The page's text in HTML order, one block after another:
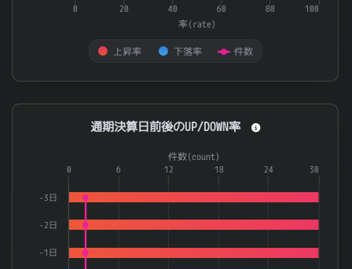
率(rate)
上昇率 下落率 件数
0 20 40 60 80 100
End of interactive chart.
通期決算日前後のUP/DOWN率
Combination chart with 3 data series.
The chart has 1 X axis displaying categories.
The chart has 2 Y axes displaying 率(rate) and 件数(count).
件数(count)
-3日
-2日
-1日
0 30
6 12 18 24
通期決算日前後のUP/DOWN率